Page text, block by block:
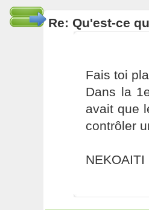
Re: Qu'est-ce
Fais toi
Dans la
avait que
contrôler
NEKOAITI